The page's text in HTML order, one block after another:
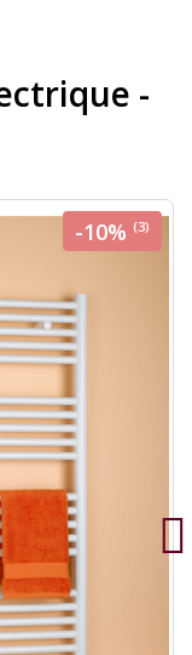
-
-10% (3)